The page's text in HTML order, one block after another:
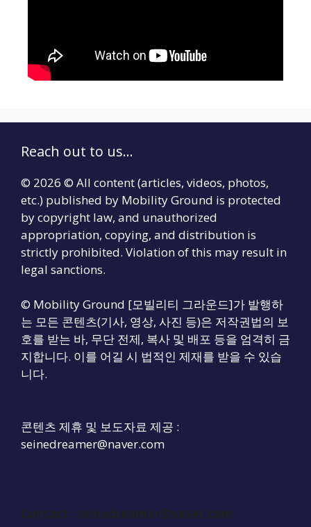
Reach out to us...
© 2026 © All content (articles, videos, photos,
etc.) published by Mobility Ground is protected
by copyright law, and unauthorized
appropriation, copying, and distribution is
strictly prohibited. Violation of this may result in
legal sanctions.
© Mobility Ground [모빌리티 그라운드]가 발행하
는 모든 콘텐츠(기사, 영상, 사진 등)은 저작권법의 보
호를 받는 바, 무단 전제, 복사 및 배포 등을 엄격히 금
지합니다. 이를 어길 시 법적인 제재를 받을 수 있습
니다.
콘텐츠 제휴 및 보도자료 제공 :
seinedreamer@naver.com
Contact : seinedreamer@naver.com